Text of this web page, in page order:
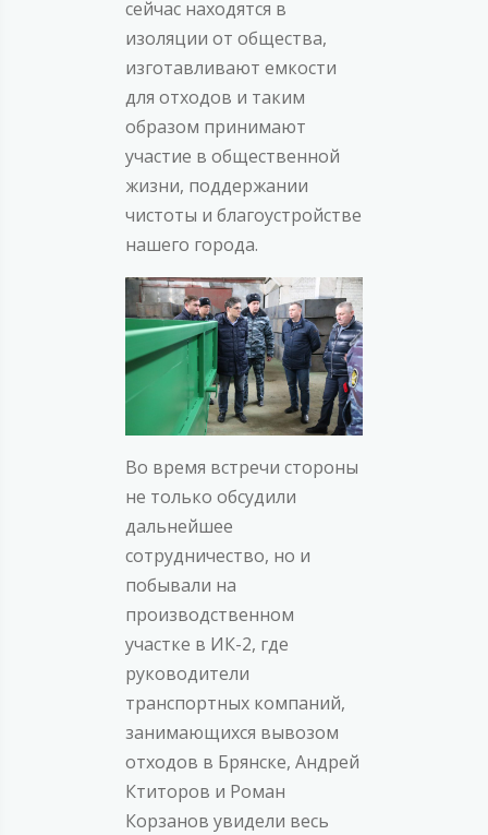
сейчас находятся в
изоляции от общества,
изготавливают емкости
для отходов и таким
образом принимают
участие в общественной
жизни, поддержании
чистоты и благоустройстве
нашего города.
Во время встречи стороны
не только обсудили
дальнейшее
сотрудничество, но и
побывали на
производственном
участке в ИК-2, где
руководители
транспортных компаний,
занимающихся вывозом
отходов в Брянске, Андрей
Ктиторов и Роман
Корзанов увидели весь